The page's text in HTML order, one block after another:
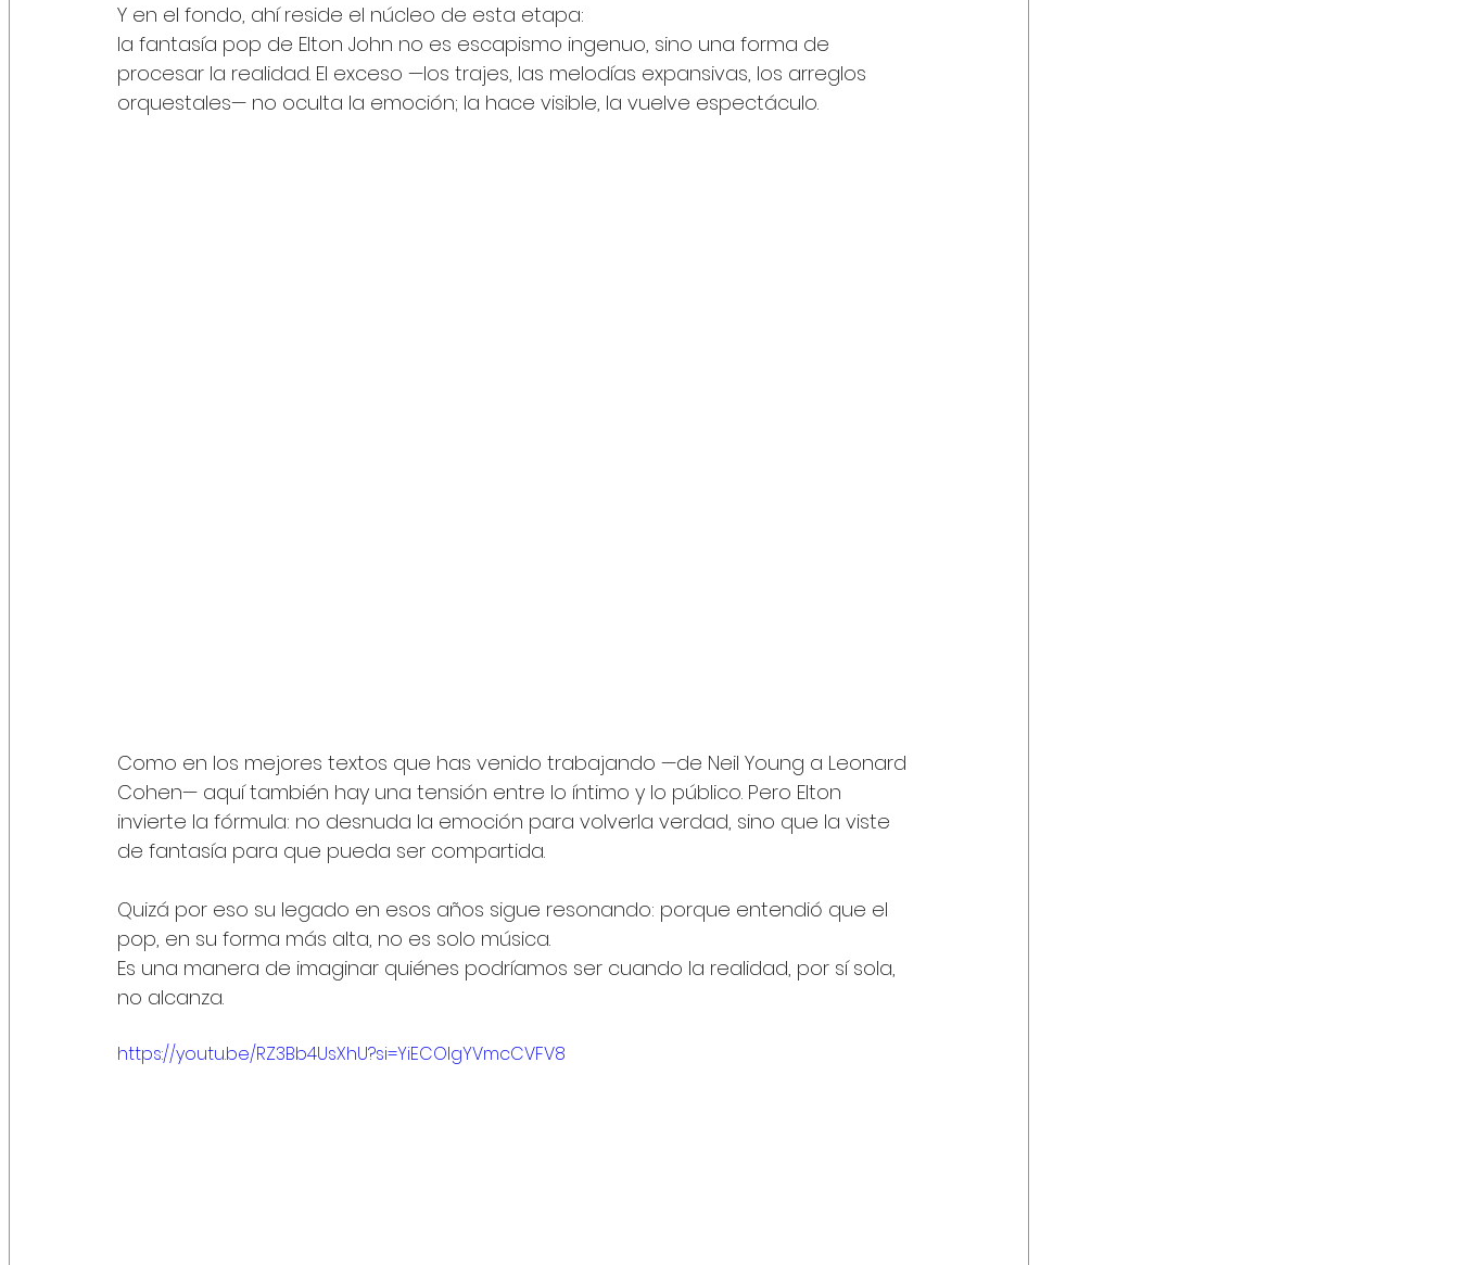
Y en el fondo, ahí reside el núcleo de esta etapa:
la fantasía pop de Elton John no es escapismo ingenuo, sino una forma de
procesar la realidad. El exceso —los trajes, las melodías expansivas, los arreglos
orquestales— no oculta la emoción; la hace visible, la vuelve espectáculo.
Como en los mejores textos que has venido trabajando —de Neil Young a Leonard
Cohen— aquí también hay una tensión entre lo íntimo y lo público. Pero Elton
invierte la fórmula: no desnuda la emoción para volverla verdad, sino que la viste
de fantasía para que pueda ser compartida.
Quizá por eso su legado en esos años sigue resonando: porque entendió que el
pop, en su forma más alta, no es solo música.
Es una manera de imaginar quiénes podríamos ser cuando la realidad, por sí sola,
no alcanza.
https://youtu.be/RZ3Bb4UsXhU?si=YiECOIgYVmcCVFV8